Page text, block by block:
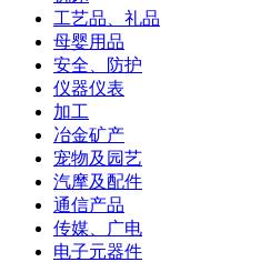
工艺品、礼品
母婴用品
安全、防护
仪器仪表
加工
冶金矿产
宠物及园艺
汽摩及配件
通信产品
传媒、广电
电子元器件